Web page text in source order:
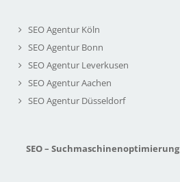
SEO Agentur Köln
SEO Agentur Bonn
SEO Agentur Leverkusen
SEO Agentur Aachen
SEO Agentur Düsseldorf
SEO – Suchmaschinenoptimierung